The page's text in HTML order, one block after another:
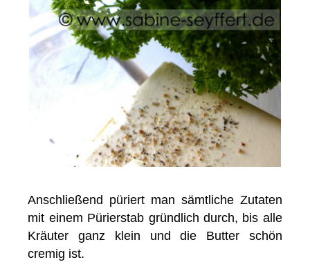
Anschließend püriert man sämtliche Zutaten
mit einem Pürierstab gründlich durch, bis alle
Kräuter ganz klein und die Butter schön
cremig ist.